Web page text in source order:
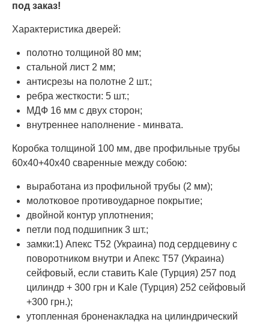
под заказ!
Характеристика дверей:
полотно толщиной 80 мм;
стальной лист 2 мм;
антисрезы на полотне 2 шт.;
ребра жесткости: 5 шт.;
МДФ 16 мм с двух сторон;
внутреннее наполнение - минвата.
Коробка толщиной 100 мм, две профильные трубы
60х40+40х40 сваренные между собою:
выработана из профильной трубы (2 мм);
молотковое противоударное покрытие;
двойной контур уплотнения;
петли под подшипник 3 шт.;
замки:1) Апекс Т52 (Украина) под сердцевину с
поворотником внутри и Апекс Т57 (Украина)
сейфовый, если ставить Kale (Турция) 257 под
цилиндр + 300 грн и Kale (Турция) 252 сейфовый
+300 грн.);
утопленная броненакладка на цилиндрический